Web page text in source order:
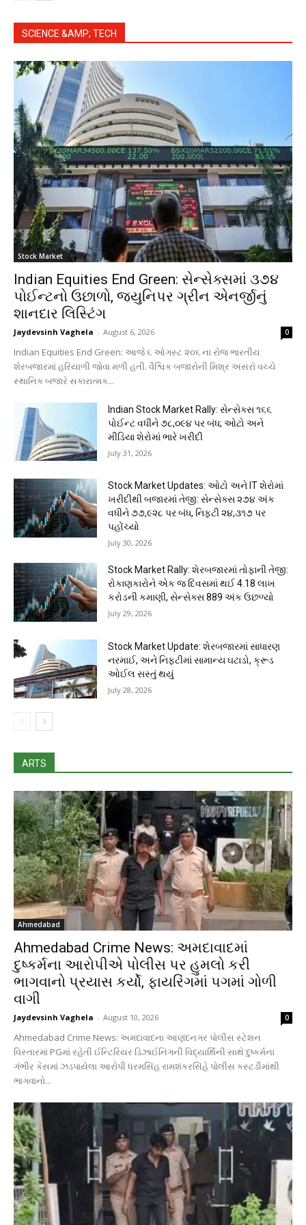
SCIENCE &AMP; TECH
Stock Market
Indian Equities End Green: સેન્સેક્સમાં ૩૭૪
પોઈન્ટનો ઉછાળો, જ્યુનિપર ગ્રીન એનર્જીનું
શાનદાર લિસ્ટિંગ
Jaydevsinh Vaghela - August 6, 2026 0
Indian Equities End Green: આજે ૬ ઓગસ્ટ ૨૦૬ ના રોજ ભારતીય
શેરબજારમાં હરિયાળી જોવા મળી હતી. વૈશ્વિક બજારોની મિશ્ર અસરો વચ્ચે
સ્થાનિક બજારે સકારાત્મક...
Indian Stock Market Rally: સેન્સેક્સ ૧૬૬
પોઈન્ટ વધીને ૭૮,૦૯૪ પર બંધ; ઓટો અને
મીડિયા શેરોમાં ભારે ખરીદી
July 31, 2026
Stock Market Updates: ઓટો અને IT શેરોમાં
ખરીદીથી બજારમાં તેજી: સેન્સેક્સ ૨૭૪ અંક
વધીને ૭૭,૯૨૮ પર બંધ, નિફ્ટી ૨૪,૩૧૭ પર
પહોંચ્યો
July 30, 2026
Stock Market Rally: શેરબજારમાં તોફાની તેજી:
રોકાણકારોને એક જ દિવસમાં થઈ 4.18 લાખ
કરોડની કમાણી, સેન્સેક્સ 889 અંક ઉછળ્યો
July 29, 2026
Stock Market Update: શેરબજારમાં સાધારણ
નરમાઈ, અને નિફ્ટીમાં સામાન્ય ઘટાડો, ક્રૂડ
ઓઈલ સસ્તું થયું
July 28, 2026
ARTS
Ahmedabad
Ahmedabad Crime News: અમદાવાદમાં
દુષ્કર્મના આરોપીએ પોલીસ પર હુમલો કરી
ભાગવાનો પ્રયાસ કર્યો, ફાયરિંગમાં પગમાં ગોળી
વાગી
Jaydevsinh Vaghela - August 10, 2026 0
Ahmedabad Crime News: અમદાવાદના આણંદનગર પોલીસ સ્ટેશન
વિસ્તારમાં PGમાં રહેતી ઈન્ટિરિયર ડિઝાઈનિંગની વિદ્યાર્થિની સાથે દુષ્કર્મના
ગંભીર કેસમાં ઝડપાયેલા આરોપી ધરમસિંહ રામશંકરસિંહે પોલીસ કસ્ટડીમાંથી
ભાગવાનો...